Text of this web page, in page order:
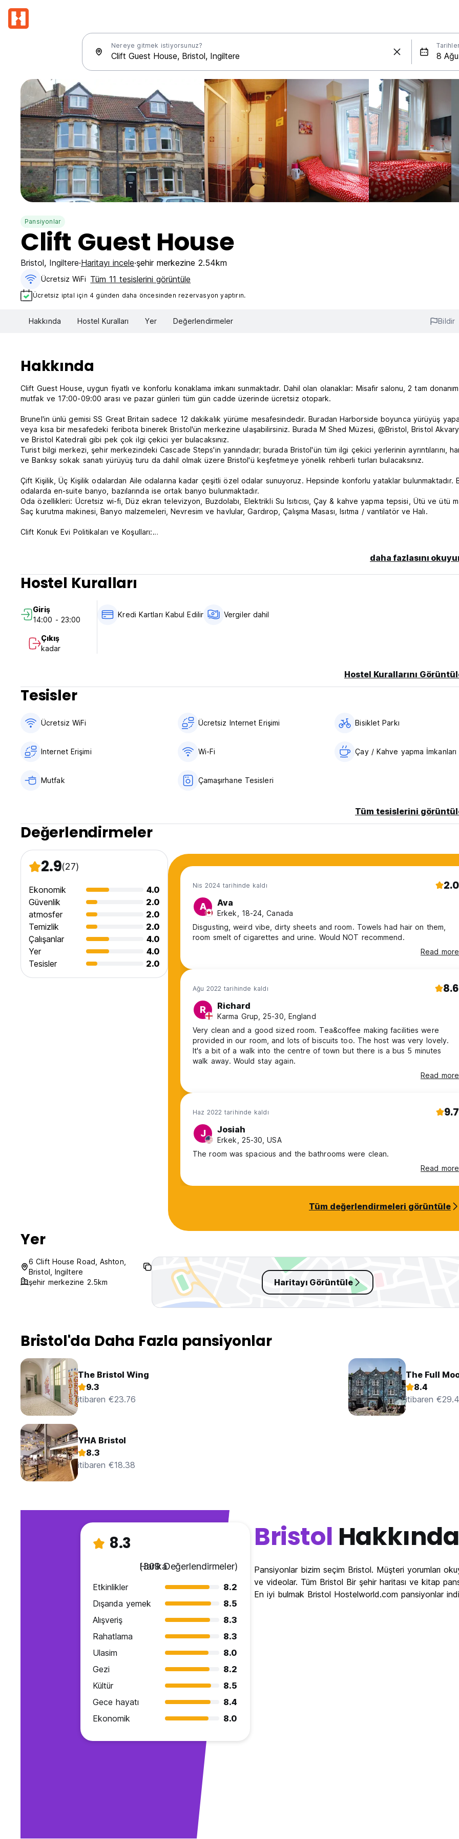
Nereye gitmek istiyorsunuz?
Pansiyonlar
Clift Guest House
Bristol, Ingiltere Haritayı incele şehir merkezine 2.54km
Ücretsiz WiFi Tüm 11 tesislerini görüntüle
Ücretsiz iptal için 4 günden daha öncesinden rezervasyon yaptırın.
Hakkında Hostel Kuralları Yer Değerlendirmeler Bildir
Hakkında
Clift Guest House, uygun fiyatlı ve konforlu konaklama imkanı sunmaktadır. Dahil olan olanaklar: Misafir salonu, 2 tam
mutfak ve 17:00-09:00 arası ve pazar günleri tüm gün cadde üzerinde ücretsiz otopark.
Brunel'in ünlü gemisi SS Great Britain sadece 12 dakikalık yürüme mesafesindedir. Buradan Harborside boyunca yürüyüş
veya kısa bir mesafedeki feribota binerek Bristol'ün merkezine ulaşabilirsiniz. Burada M Shed Müzesi, @Bristol, Bristol
ve Bristol Katedrali gibi pek çok ilgi çekici yer bulacaksınız.
Turist bilgi merkezi, şehir merkezindeki Cascade Steps'in yanındadır; burada Bristol'ün tüm ilgi çekici yerlerinin ayrıntılarını,
ve Banksy sokak sanatı yürüyüş turu da dahil olmak üzere Bristol'ü keşfetmeye yönelik rehberli turları bulacaksınız.
Çift Kişilik, Üç Kişilik odalardan Aile odalarına kadar çeşitli özel odalar sunuyoruz. Hepsinde konforlu yataklar bulunmaktadır.
odalarda en-suite banyo, bazılarında ise ortak banyo bulunmaktadır.
Oda özellikleri: Ücretsiz wi-fi, Düz ekran televizyon, Buzdolabı, Elektrikli Su Isıtıcısı, Çay & kahve yapma tepsisi, Ütü ve ütü
Saç kurutma makinesi, Banyo malzemeleri, Nevresim ve havlular, Gardırop, Çalışma Masası, Isıtma / vantilatör ve Halı.
Clift Konuk Evi Politikaları ve Koşulları:
Daha sonra iptal edilmesi veya değiştirilmesi durumunda ya da rezervasyonun kullanılmaması durumunda, rezervasyonun
tutarı tahsil edilecektir.
tutarının tahsil edileceğini lütfen unutmayın.
Ödemenin tamamı rezervasyon sırasında kartınızdan tahsil edilecektir. Tüm rezervasyonlar devredilemez.
Varışta nakit, kredi kartları ve banka kartlarıyla ödeme. (Visa, Mastercard, Amex). Bu otel varıştan önce kartınızdan ön
alabilir.
Vergiler dahil.
Sokağa çıkma yasağı yok.
Sigara içilmez.
daha fazlasını
Hostel Kuralları
Giriş
14:00 - 23:00
Çıkış
kadar
Kredi Kartları Kabul Edilir Vergiler dahil
Hostel Kurallarını
Tesisler
Ücretsiz WiFi Ücretsiz Internet Erişimi Bisiklet Parkı
Internet Erişimi Wi-Fi Çay / Kahve yapma İmkanları
Mutfak Çamaşırhane Tesisleri
Tüm tesislerini
Değerlendirmeler
2.9(27)
Ekonomik
4.0
Güvenlik
2.0
atmosfer
2.0
Temizlik
2.0
Çalışanlar
4.0
Yer
4.0
Tesisler
2.0
Nis 2024 tarihinde kaldı 2.0
A Ava
Erkek, 18-24, Canada
Disgusting, weird vibe, dirty sheets and room. Towels had hair on them,
room smelt of cigarettes and urine. Would NOT recommend.
Read more
Ağu 2022 tarihinde kaldı 8.6
R Richard
Karma Grup, 25-30, England
Very clean and a good sized room. Tea&coffee making facilities were
provided in our room, and lots of biscuits too. The host was very lovely.
It's a bit of a walk into the centre of town but there is a bus 5 minutes
walk away. Would stay again.
Read more
Haz 2022 tarihinde kaldı 9.7
J Josiah
Erkek, 25-30, USA
The room was spacious and the bathrooms were clean.
Read more
Tüm değerlendirmeleri görüntüle
Yer
6 Clift House Road, Ashton,
Bristol, Ingiltere
şehir merkezine 2.5km
Haritayı Görüntüle
Bristol'da Daha Fazla pansiyonlar
The Bristol Wing
9.3
itibaren €23.76
The Full
8.4
itibaren
YHA Bristol
8.3
itibaren €18.38
8.3
Harika
(309 Değerlendirmeler)
Etkinlikler
8.2
Dışarıda yemek
8.5
Alışveriş
8.3
Rahatlama
8.3
Ulasim
8.0
Gezi
8.2
Kültür
8.5
Gece hayatı
8.4
Ekonomik
8.0
Bristol Hakkında
Pansiyonlar bizim seçim Bristol. Müşteri yorumları
ve videolar. Tüm Bristol Bir şehir haritası ve kitap
En iyi bulmak Bristol Hostelworld.com pansiyonlar